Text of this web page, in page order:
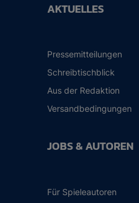
AKTUELLES
Pressemitteilungen
Schreibtischblick
Aus der Redaktion
Versandbedingungen
JOBS & AUTOREN
Für Spieleautoren